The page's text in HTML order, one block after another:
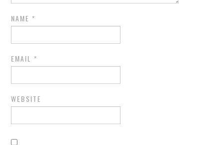
NAME *
EMAIL *
WEBSITE